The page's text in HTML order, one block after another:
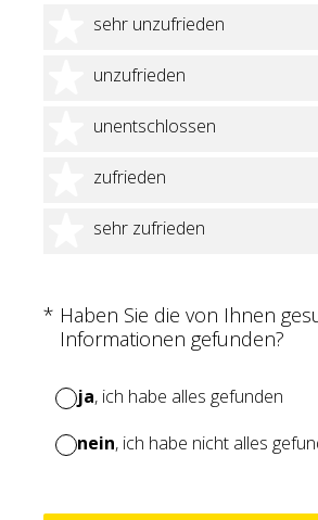
sehr unzufrieden
1 Stern
unzufrieden
2 Sterne
unentschlossen
3 Sterne
zufrieden
4 Sterne
sehr zufrieden
5 Sterne
* Haben Sie die von Ihnen
Informationen gefunden?
(Erforderlich.)
ja, ich habe alles gefunden
nein, ich habe nicht alles